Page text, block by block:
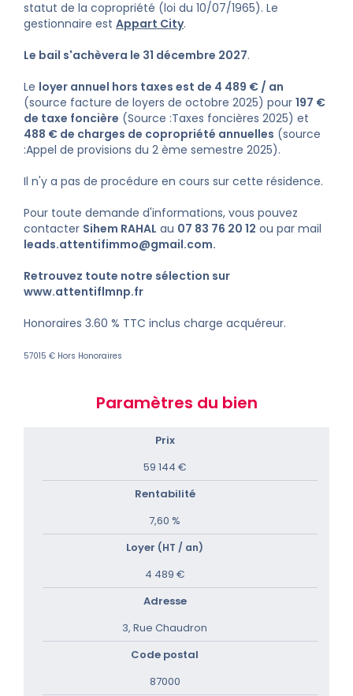
statut de la copropriété (loi du 10/07/1965). Le
gestionnaire est Appart City.
Le bail s'achèvera le 31 décembre 2027.
Le loyer annuel hors taxes est de 4 489 € / an
(source facture de loyers de octobre 2025) pour 197 €
de taxe foncière (Source :Taxes foncières 2025) et
488 € de charges de copropriété annuelles (source
:Appel de provisions du 2 ème semestre 2025).
Il n'y a pas de procédure en cours sur cette résidence.
Pour toute demande d'informations, vous pouvez
contacter Sihem RAHAL au 07 83 76 20 12 ou par mail
leads.attentifimmo@gmail.com.
Retrouvez toute notre sélection sur
www.attentiflmnp.fr
Honoraires 3.60 % TTC inclus charge acquéreur.
57015 € Hors Honoraires
Paramètres du bien
Prix
59 144 €
Rentabilité
7,60 %
Loyer (HT / an)
4 489 €
Adresse
3, Rue Chaudron
Code postal
87000